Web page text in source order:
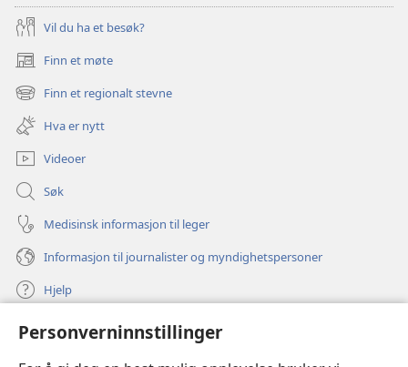
Personverninnstillinger
Vil du ha et besøk?
Finn et møte
(åpner
nytt
vindu)
Finn et regionalt stevne
(åpner
nytt
vindu)
Hva er nytt
Videoer
Søk
Medisinsk informasjon til leger
Informasjon til journalister og myndighetspersoner
Hjelp
Bidrag
(åpner
nytt